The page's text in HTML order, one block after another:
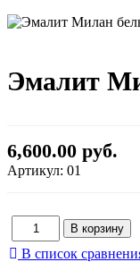
Эмалит
6,600.00 руб.
Артикул: 01
В список